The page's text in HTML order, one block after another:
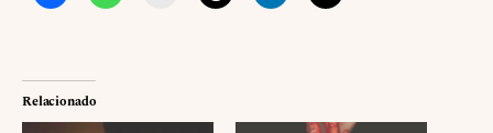
Relacionado